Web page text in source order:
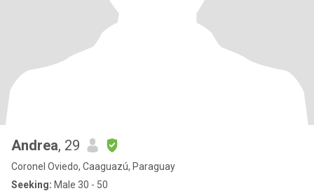
Andrea, 29
Coronel Oviedo, Caaguazú, Paraguay
Seeking: Male 30 - 50